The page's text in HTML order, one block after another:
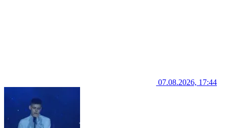
07.08.2026, 17:44